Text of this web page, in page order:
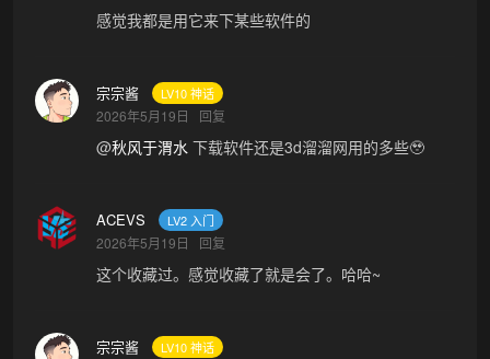
感觉我都是用它来下某些软件的
宗宗酱 LV10 神话
2026年5月19日 回复
@秋风于渭水 下载软件还是3d溜溜网用的多些🥹
ACEVS LV2 入门
2026年5月19日 回复
这个收藏过。感觉收藏了就是会了。哈哈~
宗宗酱 LV10 神话